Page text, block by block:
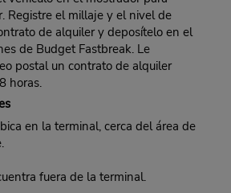
Registre el millaje y el nivel de
de alquiler y deposítelo en el
de Budget Fastbreak. Le
postal un contrato de alquiler
horas.
en la terminal, cerca del área de
fuera de la terminal.